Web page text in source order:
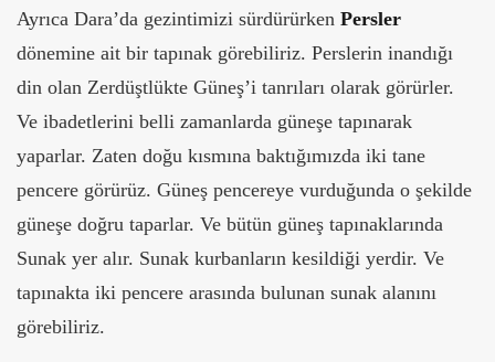
Ayrıca Dara’da gezintimizi sürdürürken Persler
dönemine ait bir tapınak görebiliriz. Perslerin inandığı
din olan Zerdüştlükte Güneş’i tanrıları olarak görürler.
Ve ibadetlerini belli zamanlarda güneşe tapınarak
yaparlar. Zaten doğu kısmına baktığımızda iki tane
pencere görürüz. Güneş pencereye vurduğunda o şekilde
güneşe doğru taparlar. Ve bütün güneş tapınaklarında
Sunak yer alır. Sunak kurbanların kesildiği yerdir. Ve
tapınakta iki pencere arasında bulunan sunak alanını
görebiliriz.